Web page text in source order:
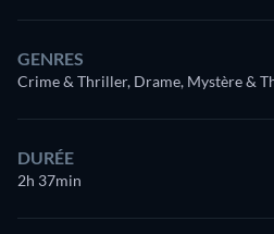
GENRES
Crime & Thriller, Drame, Mystère &
DURÉE
2h 37min